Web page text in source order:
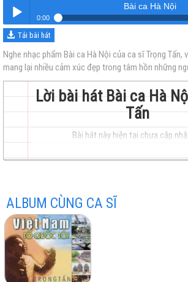
Nghe
hay
Bài ca Hà Nội
0:00
Bài ca Hà Nội
Tải bài hát
Nghe nhạc phẩm Bài ca Hà Nội của ca sĩ Trọng Tấn,
mang lại nhiều cảm xúc đẹp trong tâm hồn những
Lời bài hát Bài ca Hà
Tấn
Bài hát này hiện tại chưa cập
ALBUM CÙNG CA SĨ